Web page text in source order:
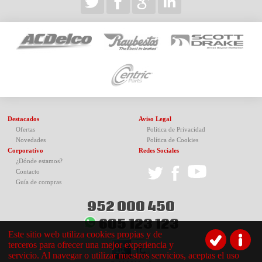
Destacados
Ofertas
Novedades
Corporativo
¿Dónde estamos?
Contacto
Guía de compras
Aviso Legal
Política de Privacidad
Política de Cookies
Redes Sociales
952 000 450
605 123 123
Este sitio web utiliza cookies propias y de
terceros para ofrecer una mejor experiencia y
servicio. Al navegar o utilizar nuestros servicios, aceptas el uso